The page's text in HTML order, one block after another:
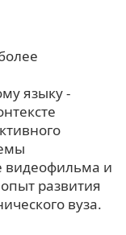
языку -
видеофильма и
развития
вуза.